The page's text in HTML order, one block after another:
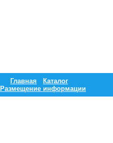
Главная
Каталог
Размещение информации